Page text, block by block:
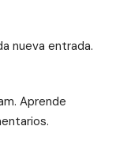
nueva entrada.
Aprende